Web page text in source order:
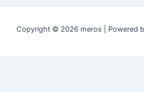
Copyright © 2026 meros | Powered